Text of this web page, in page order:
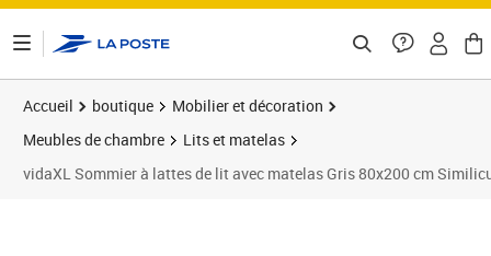
Accueil boutique
Mobilier et décoration
Meubles de chambre
Lits et matelas
vidaXL Sommier à lattes de lit avec matelas Gris 80x200 cm